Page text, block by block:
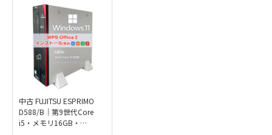
中古 FUJITSU ESPRIMO
D588/B｜第9世代Core
i5・メモリ16GB・